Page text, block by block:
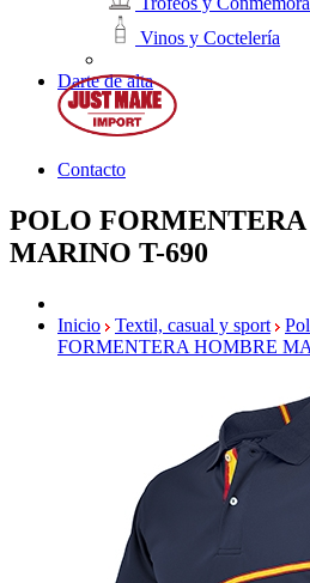
Vinos y Coctelería
Darte de alta
Contacto
POLO
MARINO T-690
Inicio Textil, casual y sport
FORMENTERA HOMBRE